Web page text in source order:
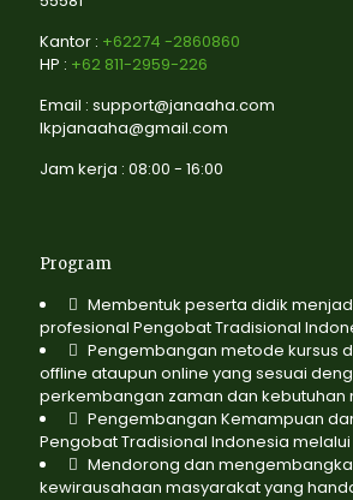
Kantor : +62274 -2860860
HP : +62 811-2959-226
Email : support@janaaha.com
lkpjanaaha@gmail.com
Jam kerja : 08:00 - 16:00
Program
Membentuk peserta didik
profesional Pengobat Tradisional
Pengembangan metode kursus
offline ataupun online yang sesuai
perkembangan zaman dan kebutuhan
Pengembangan Kemampuan
Pengobat Tradisional Indonesia
Mendorong dan
kewirausahaan masyarakat yang